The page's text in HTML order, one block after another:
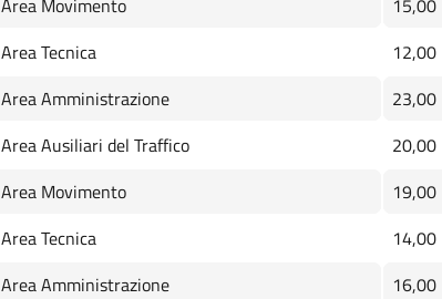
Area Movimento 15,00
Area Tecnica 12,00
Area Amministrazione 23,00
Area Ausiliari del Traffico 20,00
Area Movimento 19,00
Area Tecnica 14,00
Area Amministrazione 16,00